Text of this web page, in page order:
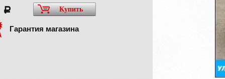
a Купить
Гарантия магазина